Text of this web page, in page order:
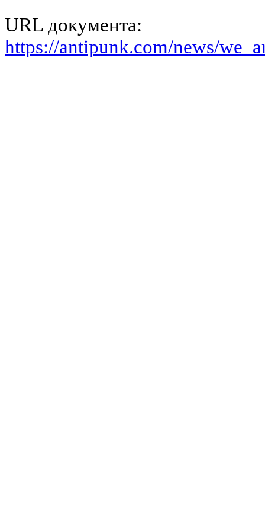
URL документа:
https://antipunk.com/news/